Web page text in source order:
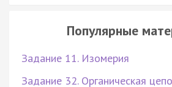
Популярные
Задание 11. Изомерия
Задание 32. Органическая